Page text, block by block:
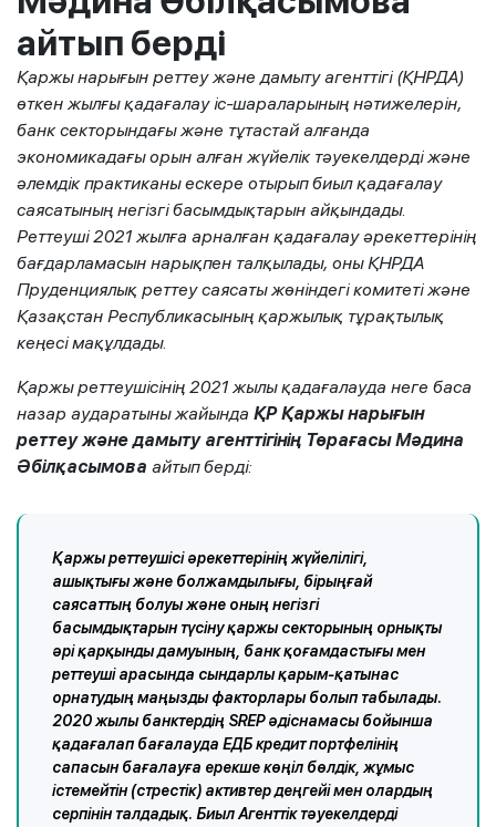
айтып берді
Қаржы нарығын реттеу және дамыту агенттігі (ҚНРДА)
өткен жылғы қадағалау іс-шараларының нәтижелерін,
банк секторындағы және тұтастай алғанда
экономикадағы орын алған жүйелік тәуекелдерді және
әлемдік практиканы ескере отырып биыл қадағалау
саясатының негізгі басымдықтарын айқындады.
Реттеуші 2021 жылға арналған қадағалау әрекеттерінің
бағдарламасын нарықпен талқылады, оны ҚНРДА
Пруденциялық реттеу саясаты жөніндегі комитеті және
Қазақстан Республикасының қаржылық тұрақтылық
кеңесі мақұлдады.
Қаржы реттеушісінің 2021 жылы қадағалауда неге баса
назар аударатыны жайында ҚР Қаржы нарығын
реттеу және дамыту агенттігінің Төрағасы Мәдина
Әбілқасымова айтып берді:
Қаржы реттеушісі әрекеттерінің жүйелілігі,
ашықтығы және болжамдылығы, бірыңғай
саясаттың болуы және оның негізгі
басымдықтарын түсіну қаржы секторының орнықты
әрі қарқынды дамуының, банк қоғамдастығы мен
реттеуші арасында сындарлы қарым-қатынас
орнатудың маңызды факторлары болып табылады.
2020 жылы банктердің SREP әдіснамасы бойынша
қадағалап бағалауда ЕДБ кредит портфелінің
сапасын бағалауға ерекше көңіл бөлдік, жұмыс
істемейтін (стрестік) активтер деңгейі мен олардың
серпінін талдадық. Биыл Агенттік тәуекелдерді